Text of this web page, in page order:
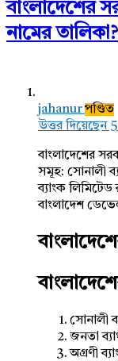
বাংলাদেশের
নামের তালিকা?
jahanurপণ্ডিত
উত্তর দিয়েছেন
বাংলাদেশের
সমূহ: সোনালী
ব্যাংক লিমিটেড
বাংলাদেশ
সোনালী
জনতা
অগ্রণী